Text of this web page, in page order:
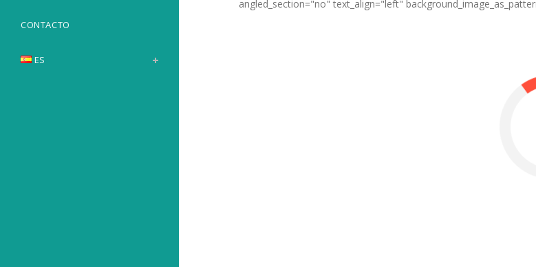
CONTACTO
ES
angled_section="no" text_align="left"